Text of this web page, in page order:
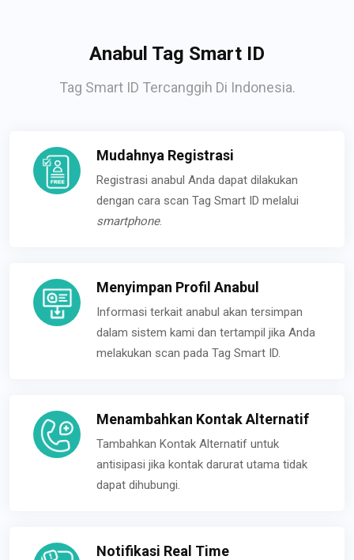
Anabul Tag Smart ID
Tag Smart ID Tercanggih Di Indonesia.
Mudahnya Registrasi
Registrasi anabul Anda dapat dilakukan
dengan cara scan Tag Smart ID melalui
smartphone.
Menyimpan Profil Anabul
Informasi terkait anabul akan tersimpan
dalam sistem kami dan tertampil jika Anda
melakukan scan pada Tag Smart ID.
Menambahkan Kontak Alternatif
Tambahkan Kontak Alternatif untuk
antisipasi jika kontak darurat utama tidak
dapat dihubungi.
Notifikasi Real Time